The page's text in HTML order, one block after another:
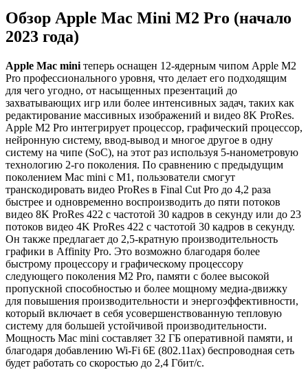
Обзор Apple Mac Mini M2 Pro (начало
2023 года)
Apple Mac mini теперь оснащен 12-ядерным чипом Apple M2
Pro профессионального уровня, что делает его подходящим
для чего угодно, от насыщенных презентаций до
захватывающих игр или более интенсивных задач, таких как
редактирование массивных изображений и видео 8K ProRes.
Apple M2 Pro интегрирует процессор, графический процессор,
нейронную систему, ввод-вывод и многое другое в одну
систему на чипе (SoC), на этот раз используя 5-нанометровую
технологию 2-го поколения. По сравнению с предыдущим
поколением Mac mini с M1, пользователи смогут
транскодировать видео ProRes в Final Cut Pro до 4,2 раза
быстрее и одновременно воспроизводить до пяти потоков
видео 8K ProRes 422 с частотой 30 кадров в секунду или до 23
потоков видео 4K ProRes 422 с частотой 30 кадров в секунду.
Он также предлагает до 2,5-кратную производительность
графики в Affinity Pro. Это возможно благодаря более
быстрому процессору и графическому процессору
следующего поколения M2 Pro, памяти с более высокой
пропускной способностью и более мощному медиа-движку
для повышения производительности и энергоэффективности,
который включает в себя усовершенствованную тепловую
систему для большей устойчивой производительности.
Мощность Mac mini составляет 32 ГБ оперативной памяти, и
благодаря добавлению Wi-Fi 6E (802.11ax) беспроводная сеть
будет работать со скоростью до 2,4 Гбит/с.